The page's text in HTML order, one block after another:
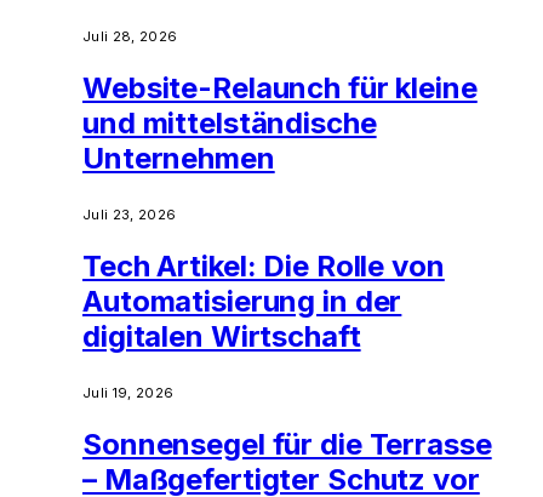
Juli 28, 2026
Website-Relaunch für kleine
und mittelständische
Unternehmen
Juli 23, 2026
Tech Artikel: Die Rolle von
Automatisierung in der
digitalen Wirtschaft
Juli 19, 2026
Sonnensegel für die Terrasse
– Maßgefertigter Schutz vor